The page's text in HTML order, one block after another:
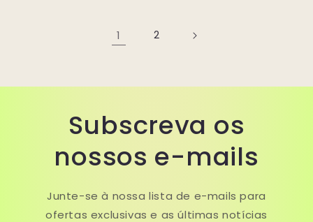
1 2
Subscreva os
nossos e-mails
Junte-se à nossa lista de e-mails para
ofertas exclusivas e as últimas notícias